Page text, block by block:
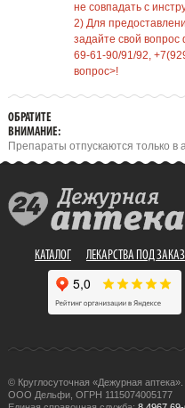
не совпадать с
2) Для
задайте свой
69-61-90/91/92,
вопрос>!
ОБРАТИТЕ
ВНИМАНИЕ:
Препараты отпускаются только в
КАТАЛОГ ЛЕКАРСТВА ПОД
© Круглосуточная «Дежурная
ООО Дельфи, ОГРН 1115074005177